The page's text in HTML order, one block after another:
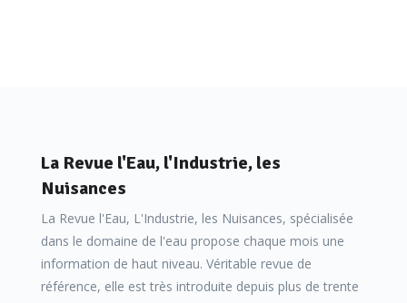
La Revue l'Eau, l'Industrie, les
Nuisances
La Revue l'Eau, L'Industrie, les Nuisances, spécialisée
dans le domaine de l'eau propose chaque mois une
information de haut niveau. Véritable revue de
référence, elle est très introduite depuis plus de trente